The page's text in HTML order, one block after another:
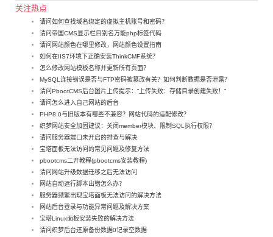
关注热点
请问如何查找域名绑定的虚拟主机账号和密码？
请问帝国CMS显示栏目别名万能php标签代码
请问网站颜色在哪里修改，网站颜色设置指南
如何在IIS7环境下正确安装ThinkCMF系统？
怎么修改网站模板名称并更新所有页面？
MySQL连接错误是否与FTP密码被篡改有关？如何判断数据是否泄露？
请问PbootCMS后台图片上传提示：“上传失败：存储目录创建失败！”
请问怎么进入自己网站的后台
PHP8.0与旧版本有哪些不兼容？网站代码的适配修改？
织梦网站安全加固建议：关闭member模块、限制SQL执行权限？
请问服务器端口未开启的排查与解决
宝塔面板无法访问的常见问题及修复方法
pbootcms二开教程(pbootcms安装教程)
请问网站升级数据迁移之后无法访问
网站自动运行脚本出错怎么办？
服务器频繁出现宝塔面板无法访问的解决方法
网站后台登录与功能异常问题及解决方案
宝塔Linux面板安装失败的解决方法
请问织梦后台还原备份数据0记录空数据